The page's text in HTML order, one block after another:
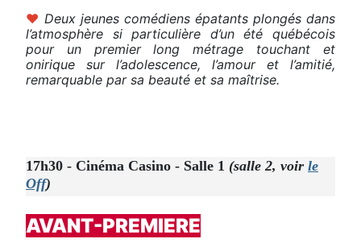
♥ Deux jeunes comédiens épatants plongés dans
l’atmosphère si particulière d’un été québécois
pour un premier long métrage touchant et
onirique sur l’adolescence, l’amour et l’amitié,
remarquable par sa beauté et sa maîtrise.
17h30 - Cinéma Casino - Salle 1 (salle 2, voir le
Off)
AVANT-PREMIERE